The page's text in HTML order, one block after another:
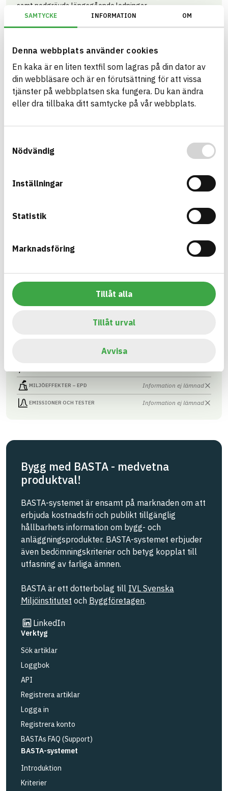
SAMTYCKE INFORMATION OM
Denna webbplats använder cookies
En kaka är en liten textfil som lagras på din dator av
din webbläsare och är en förutsättning för att vissa
tjänster på webbplatsen ska fungera. Du kan ändra
eller dra tillbaka ditt samtycke på vår webbplats.
Nödvändig
Inställningar
Statistik
Marknadsföring
Tillåt alla
Tillåt urval
Avvisa
samt nedgrävda längsgående ledningar
Produktblad
Övriga dokument
ARTIKEL­NUMMER
20299 Mark övrigt
GTIN
07340237506825
FÖRETAG
Grön Infra
741786
HÄLSO- OCH MILJÖ­FARLIGHET Information finns
MILJÖEFFEKTER – EPD Information ej lämnad
Multikanal 4-vägs (QA4)
Multikanaler ett flerkanalssystem för nedgrävda ledningar,
samt nedgrävda längsgående ledningar
10990000
BK04-KOD
GTIN
Grön Infra Sverige AB
VARUMÄRKE
Grön Infra
741787
HÄLSO- OCH MILJÖ­FARLIGHET
MILJÖEFFEKTER – EPD Information ej lämnad
EMISSIONER OCH TESTER Information ej lämnad
Bygg med BASTA - medvetna
produktval!
BASTA-systemet är ensamt på marknaden om att
erbjuda kostnadsfri och publikt tillgänglig
hållbarhets information om bygg- och
anläggningsprodukter. BASTA-systemet erbjuder
även bedömningskriterier och betyg kopplat till
utfasning av farliga ämnen.
BASTA är ett dotterbolag till IVL Svenska
Miljöinstitutet och Byggföretagen.
LinkedIn
Länk till annan webbplats
Verktyg
Sök artiklar
Loggbok
API
Registrera artiklar
Logga in
Registrera konto
BASTAs FAQ (Support)
BASTA-systemet
Introduktion
Kriterier